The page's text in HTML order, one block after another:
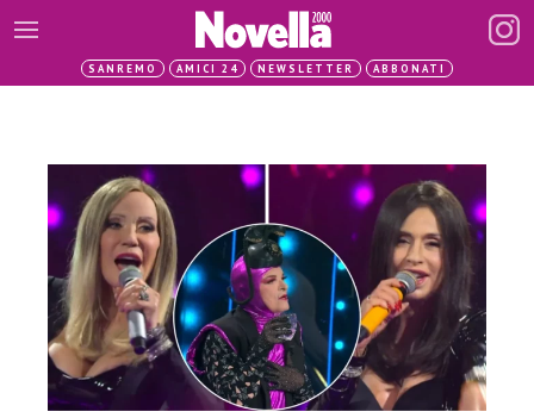
SANREMO AMICI 24 NEWSLETTER ABBONATI